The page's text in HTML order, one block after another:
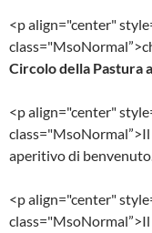
<p align="center"
Circolo della Pastura
<p align="center"
aperitivo di
<p align="center"